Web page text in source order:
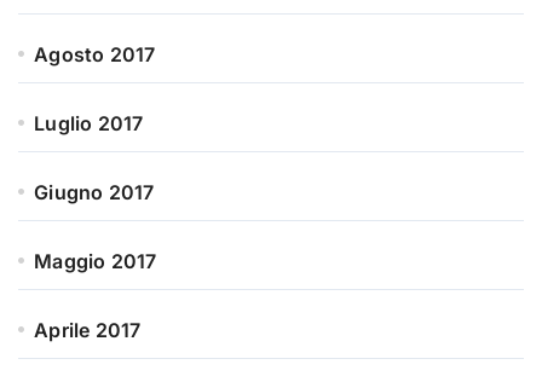
Agosto 2017
Luglio 2017
Giugno 2017
Maggio 2017
Aprile 2017